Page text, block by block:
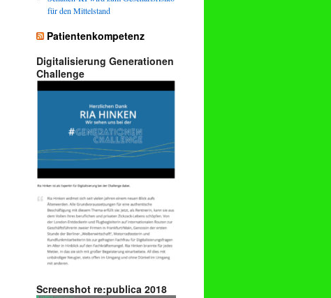
für den Mittelstand
Patientenkompetenz
Digitalisierung Generationen
Challenge
Screenshot re:publica 2018